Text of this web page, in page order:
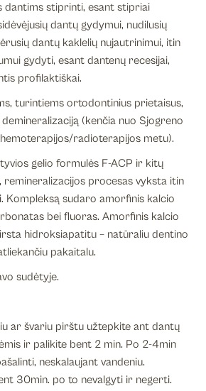
dantims stiprinti, esant stipriai
dantų gydymui, nudilusių
dantų kaklelių nujautrinimui, itin
gydyti, esant dantenų recesijai,
profilaktiškai.
turintiems ortodontinius prietaisus,
(kenčia nuo Sjogreno
radioterapijos metu).
gelio formulės F-ACP ir kitų
remineralizacijos procesas vyksta itin
Kompleksą sudaro amorfinis kalcio
bei fluoras. Amorfinis kalcio
hidroksiapatitu – natūraliu dentino
pakaitalu.
sudėtyje.
ar švariu pirštu užtepkite ant dantų
ir palikite bent 2 min. Po 2-4min
neskalaujant vandeniu.
30min. po to nevalgyti ir negerti.